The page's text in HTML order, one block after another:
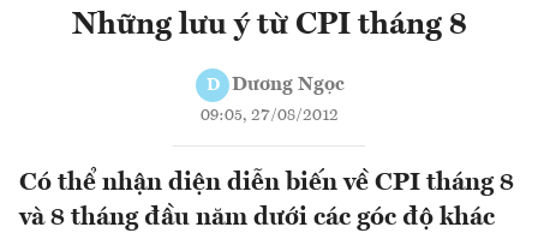
Những lưu ý từ CPI tháng 8
D Dương Ngọc
09:05, 27/08/2012
Có thể nhận diện diễn biến về CPI tháng 8
và 8 tháng đầu năm dưới các góc độ khác